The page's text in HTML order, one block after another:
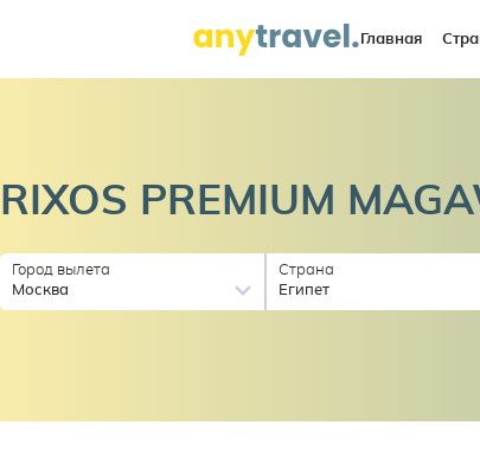
Главная
RIXOS PREMIUM
Город вылета
Москва
Страна
Египет